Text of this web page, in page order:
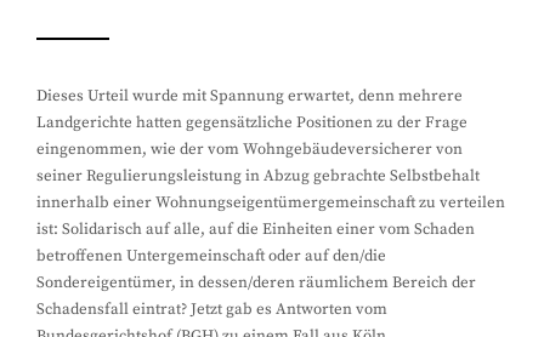
Dieses Urteil wurde mit Spannung erwartet, denn mehrere
Landgerichte hatten gegensätzliche Positionen zu der Frage
eingenommen, wie der vom Wohngebäudeversicherer von
seiner Regulierungsleistung in Abzug gebrachte Selbstbehalt
innerhalb einer Wohnungseigentümergemeinschaft zu verteilen
ist: Solidarisch auf alle, auf die Einheiten einer vom Schaden
betroffenen Untergemeinschaft oder auf den/die
Sondereigentümer, in dessen/deren räumlichem Bereich der
Schadensfall eintrat? Jetzt gab es Antworten vom